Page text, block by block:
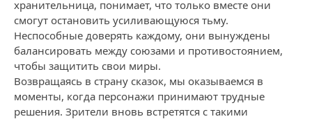
хранительница, понимает, что только вместе они
смогут остановить усиливающуюся тьму.
Неспособные доверять каждому, они вынуждены
балансировать между союзами и противостоянием,
чтобы защитить свои миры.
Возвращаясь в страну сказок, мы оказываемся в
моменты, когда персонажи принимают трудные
решения. Зрители вновь встретятся с такими